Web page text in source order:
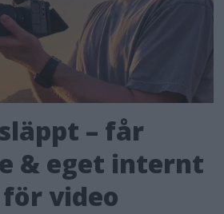
– får
& eget internt
video